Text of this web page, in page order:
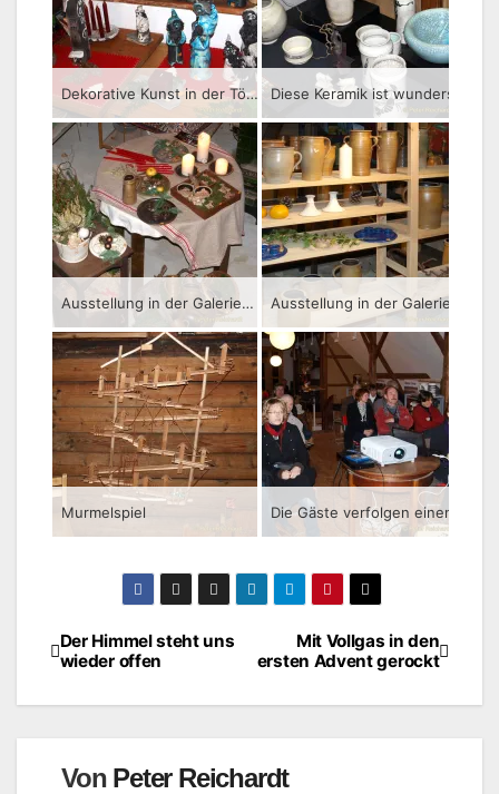
Dekorative Kunst in der Töpferei Laser in Obergeißendorf
Ausstellung in der Galeriescheune Obergeißendorf
Murmelspiel
BeitragsnavigationMit Vollgas in den
ersten Advent gerockt
Der Himmel steht uns
wieder offen
Von Peter Reichardt